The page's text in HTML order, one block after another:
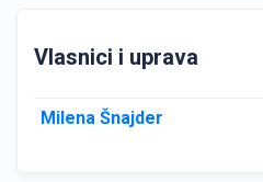
Vlasnici i uprava
Milena Šnajder